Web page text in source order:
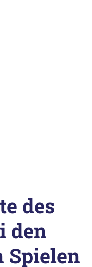
des
den
Spielen